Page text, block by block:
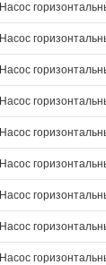
Насос
Насос
Насос
Насос
Насос
Насос
Насос
Насос
Насос